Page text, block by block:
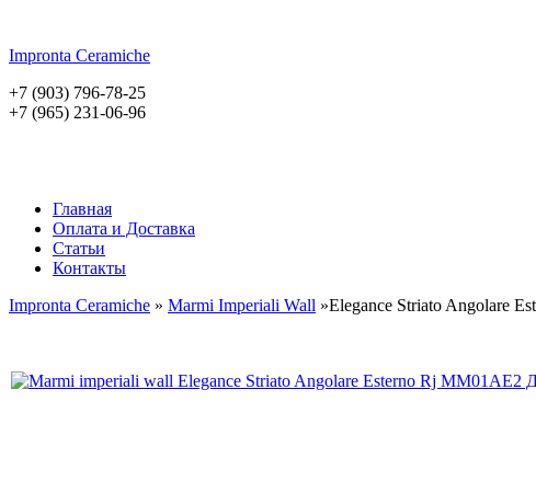
Impronta Ceramiche
+7 (903) 796-78-25
+7 (965) 231-06-96
Главная
Оплата и Доставка
Статьи
Контакты
Impronta Ceramiche » Marmi Imperiali Wall »Elegance Striato Angolare